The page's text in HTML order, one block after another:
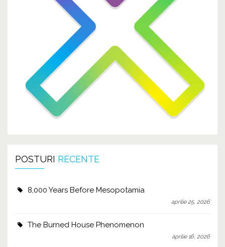
POSTURI RECENTE
8,000 Years Before Mesopotamia
aprilie 25, 2026
The Burned House Phenomenon
aprilie 16, 2026